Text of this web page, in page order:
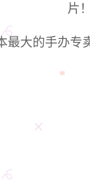
片
最大的手办专